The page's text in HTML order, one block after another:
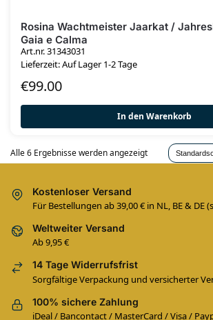
Rosina Wachtmeister Jaarkat /
Gaia e Calma
Art.nr. 31343031
Lieferzeit: Auf Lager 1-2 Tage
€99.00
In den Warenkorb
Alle 6 Ergebnisse werden angezeigt
Kostenloser Versand
Für Bestellungen ab 39,00 € in NL, BE & DE
Weltweiter Versand
Ab 9,95 €
14 Tage Widerrufsfrist
Sorgfältige Verpackung und versicherter
100% sichere Zahlung
iDeal / Bancontact / MasterCard / Visa /